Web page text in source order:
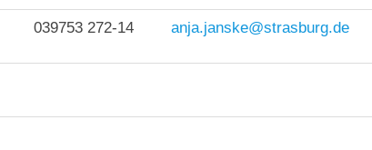
039753 272-14 anja.janske@strasburg.de